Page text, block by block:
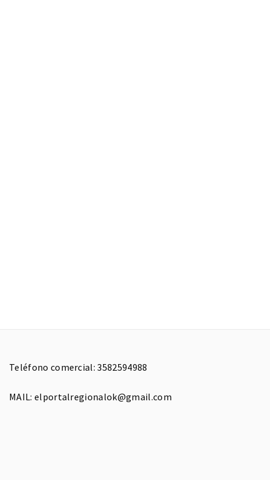
Teléfono comercial: 3582594988
MAIL: elportalregionalok@gmail.com